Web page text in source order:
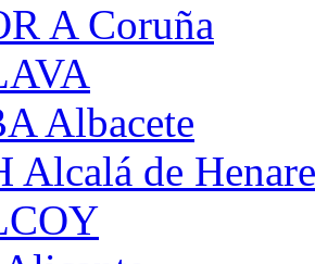
A Coruña
Albacete
Alcalá de